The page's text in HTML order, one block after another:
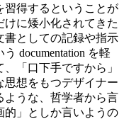
習得するということが
に矮小化されてきた
書としての記録や指示
documentation を軽
「口下手ですから」
思想をもつデザイナー
ような、哲学者から言
的」としか言いようの